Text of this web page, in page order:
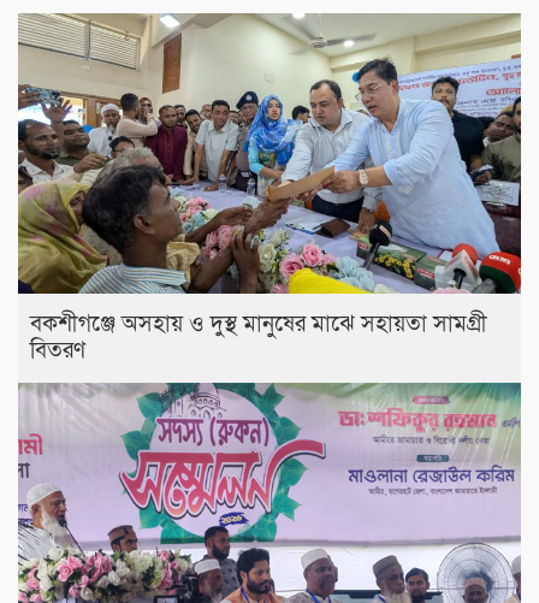
বকশীগঞ্জে অসহায় ও দুস্থ মানুষের মাঝে সহায়তা সামগ্রী
বিতরণ